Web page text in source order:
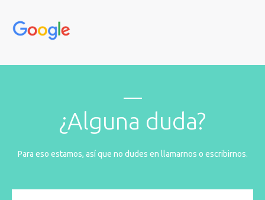
¿Alguna duda?
Para eso estamos, así que no dudes en llamarnos o escribirnos.